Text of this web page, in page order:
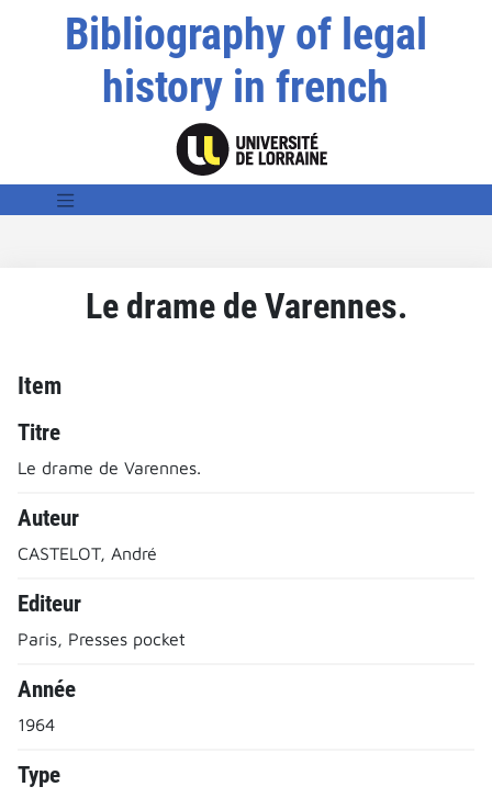
Bibliography of legal
history in french
Le drame de Varennes.
Item
Titre
Le drame de Varennes.
Auteur
CASTELOT, André
Editeur
Paris, Presses pocket
Année
1964
Type